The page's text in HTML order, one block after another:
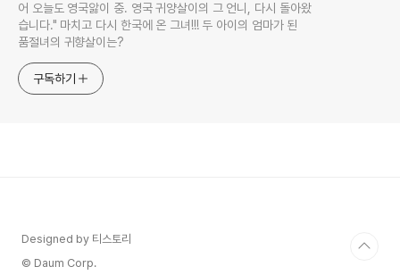
어 오늘도 영국앓이 중. 영국 귀양살이의 그 언니, 다시 돌아왔
습니다." 마치고 다시 한국에 온 그녀!!! 두 아이의 엄마가 된
품절녀의 귀향살이는?
구독하기
Designed by 티스토리
© Daum Corp.